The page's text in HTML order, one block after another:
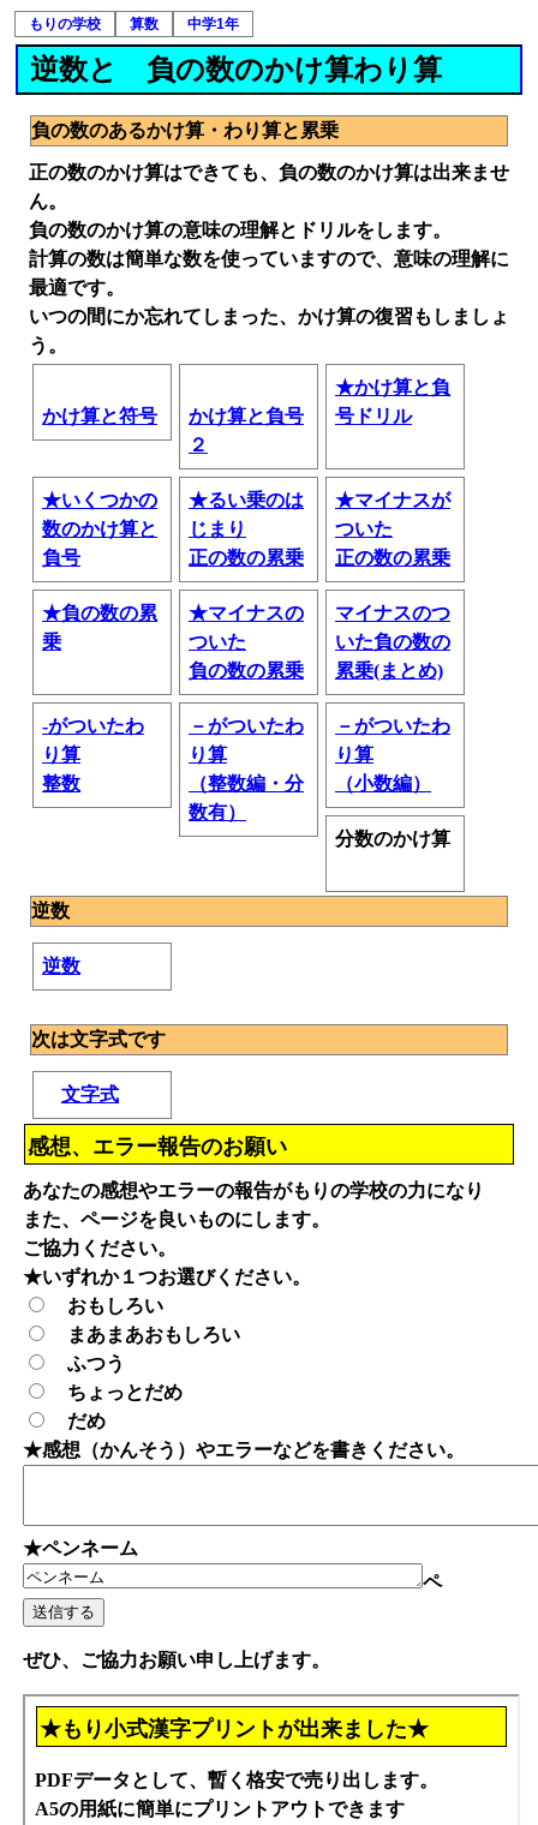
もりの学校 算数 中学1年
逆数と 負の数のかけ算わり算
負の数のあるかけ算・わり算と累乗
正の数のかけ算はできても、負の数のかけ算は出来ませ
ん。
負の数のかけ算の意味の理解とドリルをします。
計算の数は簡単な数を使っていますので、意味の理解に
最適です。
いつの間にか忘れてしまった、かけ算の復習もしましょ
う。
かけ算と符号
かけ算と負号
２
★かけ算と負
号ドリル
★いくつかの
数のかけ算と
負号
★るい乗のは
じまり
正の数の累乗
★マイナスが
ついた
正の数の累乗
★負の数の累
乗
★マイナスの
ついた
負の数の累乗
マイナスのつ
いた負の数の
累乗(まとめ)
-がついたわ
り算
整数
－がついたわ
り算
（整数編・分
数有）
－がついたわ
り算
（小数編）
分数のかけ算
逆数
逆数
次は文字式です
文字式
感想、エラー報告のお願い
あなたの感想やエラーの報告がもりの学校の力になり
また、ページを良いものにします。
ご協力ください。
★いずれか１つお選びください。
おもしろい
まあまあおもしろい
ふつう
ちょっとだめ
だめ
★感想（かんそう）やエラーなどを書きください。
★ペンネーム
ペ
ぜひ、ご協力お願い申し上げます。